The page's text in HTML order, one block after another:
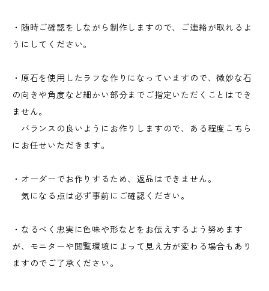
・随時ご確認をしながら制作しますので、ご連絡が取れるよ
うにしてください。
・原石を使用したラフな作りになっていますので、微妙な石
の向きや角度など細かい部分までご指定いただくことはでき
ません。
バランスの良いようにお作りしますので、ある程度こちら
にお任せいただきます。
・オーダーでお作りするため、返品はできません。
気になる点は必ず事前にご確認ください。
・なるべく忠実に色味や形などをお伝えするよう努めます
が、モニターや閲覧環境によって見え方が変わる場合もあり
ますのでご了承ください。